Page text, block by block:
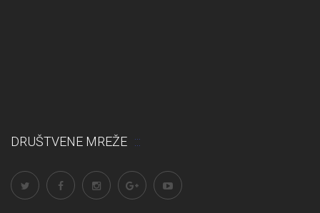
DRUŠTVENE MREŽE